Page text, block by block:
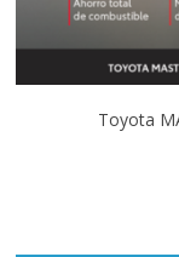
Toyota